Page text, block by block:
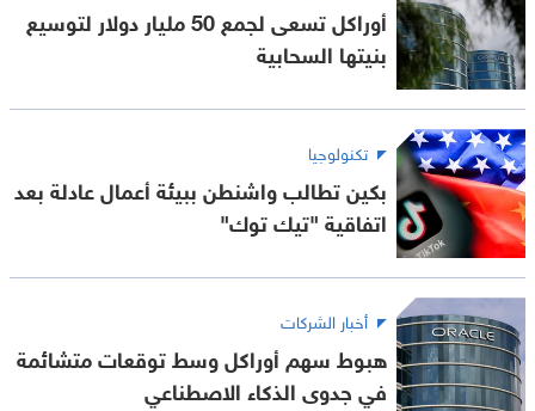
أوراكل تسعى لجمع 50 مليار دولار لتوسيع
بنيتها السحابية
تكنولوجيا
بكين تطالب واشنطن ببيئة أعمال عادلة بعد
اتفاقية "تيك توك"
أخبار الشركات
هبوط سهم أوراكل وسط توقعات متشائمة
في جدوى الذكاء الاصطناعي